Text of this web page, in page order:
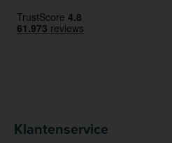
Klantenservice